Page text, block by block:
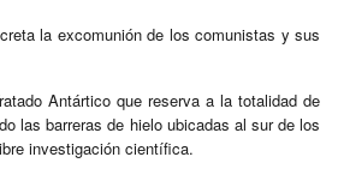
la excomunión de los comunistas y sus
Antártico que reserva a la totalidad de
las barreras de hielo ubicadas al sur de los
investigación científica.